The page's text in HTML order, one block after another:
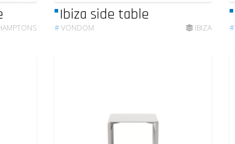
Ibiza side table
#VONDOM IBIZA #